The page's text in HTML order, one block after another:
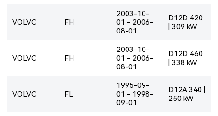
VOLVO FH
2003-10-
01 - 2006-
08-01
D12D 420
| 309 kW
VOLVO FH
2003-10-
01 - 2006-
08-01
D12D 460
| 338 kW
VOLVO FL
1995-09-
01 - 1998-
09-01
D12A 340 |
250 kW